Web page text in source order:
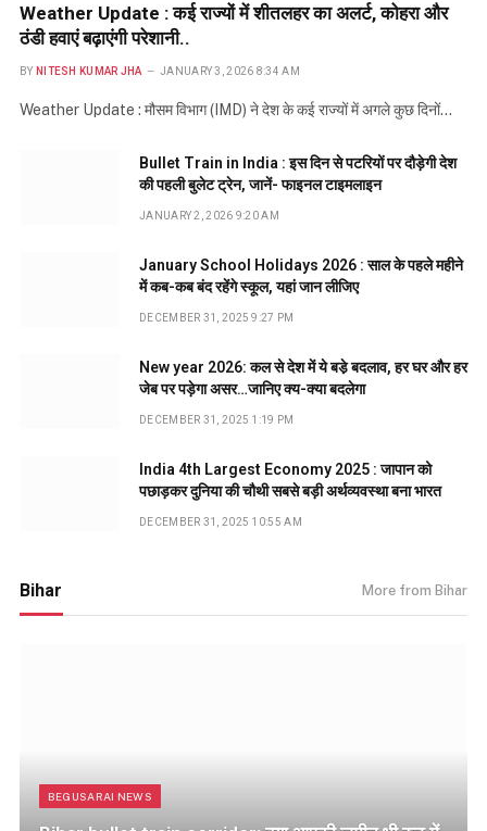
Weather Update : कई राज्यों में शीतलहर का अलर्ट, कोहरा और
ठंडी हवाएं बढ़ाएंगी परेशानी..
BY NITESH KUMAR JHA JANUARY 3, 2026 8:34 AM
Weather Update : मौसम विभाग (IMD) ने देश के कई राज्यों में अगले कुछ दिनों…
Bullet Train in India : इस दिन से पटरियों पर दौड़ेगी देश
की पहली बुलेट ट्रेन, जानें- फाइनल टाइमलाइन
JANUARY 2, 2026 9:20 AM
January School Holidays 2026 : साल के पहले महीने
में कब-कब बंद रहेंगे स्कूल, यहां जान लीजिए
DECEMBER 31, 2025 9:27 PM
New year 2026: कल से देश में ये बडे़ बदलाव, हर घर और हर
जेब पर पड़ेगा असर…जानिए क्य-क्या बदलेगा
DECEMBER 31, 2025 1:19 PM
India 4th Largest Economy 2025 : जापान को
पछाड़कर दुनिया की चौथी सबसे बड़ी अर्थव्यवस्था बना भारत
DECEMBER 31, 2025 10:55 AM
Bihar More from Bihar
BEGUSARAI NEWS